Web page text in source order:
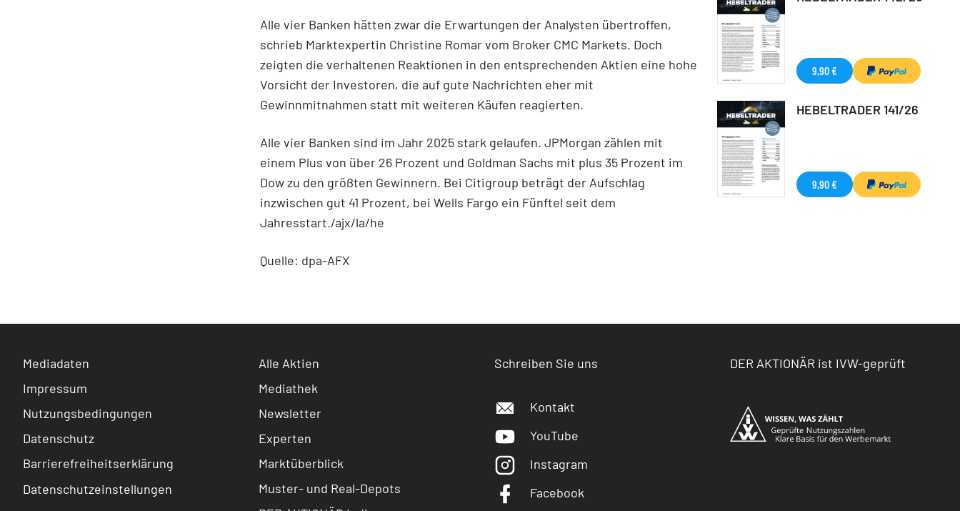
Alle vier Banken hätten zwar die Erwartungen der Analysten übertroffen,
schrieb Marktexpertin Christine Romar vom Broker CMC Markets. Doch
zeigten die verhaltenen Reaktionen in den entsprechenden Aktien eine hohe
Vorsicht der Investoren, die auf gute Nachrichten eher mit
Gewinnmitnahmen statt mit weiteren Käufen reagierten.
Alle vier Banken sind im Jahr 2025 stark gelaufen. JPMorgan zählen mit
einem Plus von über 26 Prozent und Goldman Sachs mit plus 35 Prozent im
Dow zu den größten Gewinnern. Bei Citigroup beträgt der Aufschlag
inzwischen gut 41 Prozent, bei Wells Fargo ein Fünftel seit dem
Jahresstart./ajx/la/he
Quelle: dpa-AFX
9,90 €
HEBELTRADER 141/26
9,90 €
Mediadaten
Impressum
Nutzungsbedingungen
Datenschutz
Barrierefreiheitserklärung
Datenschutzeinstellungen
Alle Aktien
Mediathek
Newsletter
Experten
Marktüberblick
Muster- und Real-Depots
Schreiben Sie uns
Kontakt
YouTube
Instagram
Facebook
DER AKTIONÄR ist IVW-geprüft